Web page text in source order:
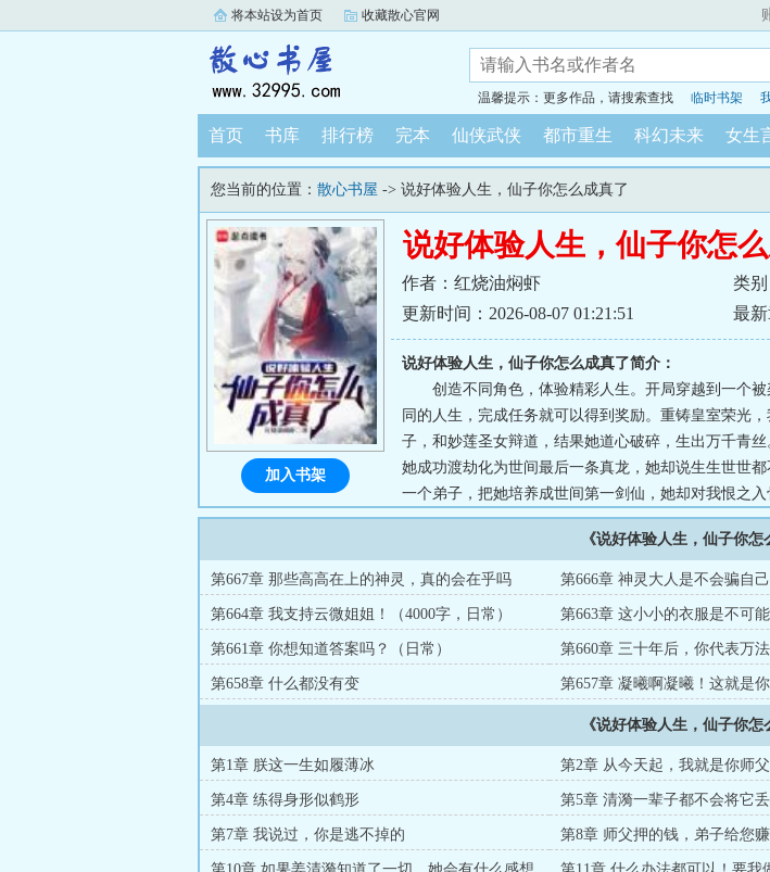
将本站设为首页 收藏散心官网
温馨提示：更多作品，请搜索查找 临时书架
首页 书库 排行榜 完本 仙侠武侠 都市重生 科幻未来 女生
您当前的位置： 散心书屋 -> 说好体验人生，仙子你怎么成真了
说好体验人生，仙子你怎
作者：红烧油焖虾 类
更新时间：2026-08-07 01:21:51
最新
真
说好体验人生，仙子你怎么成真了简介：
创造不同角色，体验精彩人生。开局穿越到一个
同的人生，完成任务就可以得到奖励。重铸皇室荣光
子，和妙莲圣女辩道，结果她道心破碎，生出万千青
她成功渡劫化为世间最后一条真龙，她却说生生世世
一个弟子，把她培养成世间第一剑仙，她却对我恨之
我以为走到了对岸。结果皇都上空，万丈乌云骤然裂
地凝视着我。不是说好体验人生吗？怎么都变成真的
加入书架
《说好体验人生，仙子你
第667章 那些高高在上的神灵，真的会在乎吗 第666章 神灵大人是不会骗自
第664章 我支持云微姐姐！（4000字，日常） 第663章 这小小的衣服是不可
第661章 你想知道答案吗？（日常）
第660章 三十年后，你代表万
常）
第658章 什么都没有变
第657章 凝曦啊凝曦！这就是
《说好体验人生，仙子你
第1章 朕这一生如履薄冰 第2章 从今天起，我就是你师父
第4章 练得身形似鹤形 第5章 清漪一辈子都不会将它丢
第7章 我说过，你是逃不掉的 第8章 师父押的钱，弟子给您